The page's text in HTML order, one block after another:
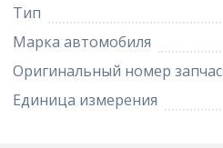
Тип
Марка автомобиля
Оригинальный номер
Единица измерения